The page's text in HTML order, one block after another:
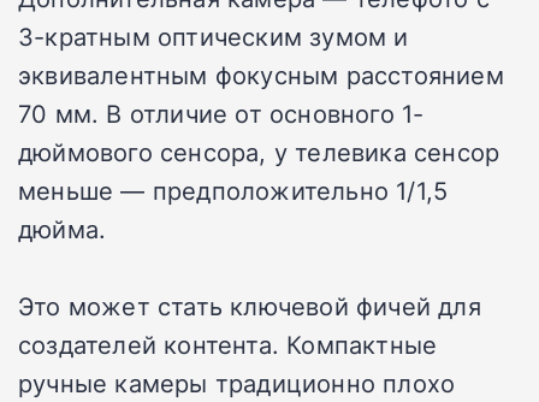
3-кратным оптическим зумом и
эквивалентным фокусным расстоянием
70 мм. В отличие от основного 1-
дюймового сенсора, у телевика сенсор
меньше — предположительно 1/1,5
дюйма.
Это может стать ключевой фичей для
создателей контента. Компактные
ручные камеры традиционно плохо